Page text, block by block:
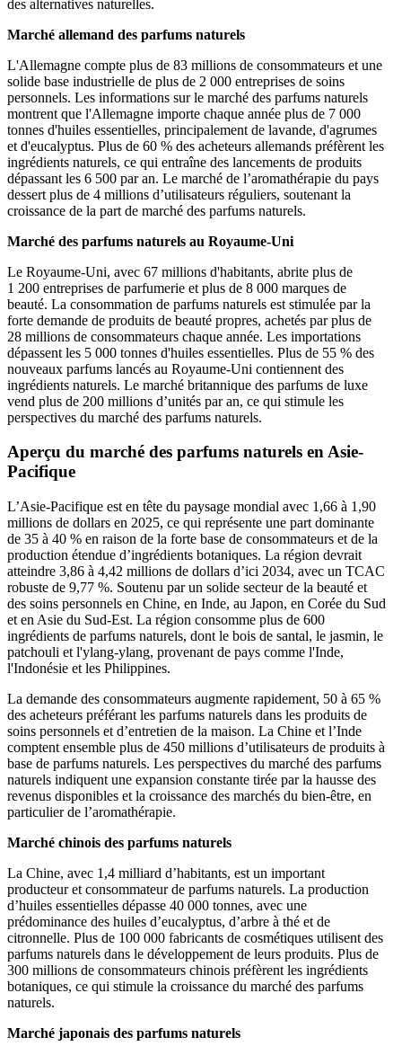
des alternatives naturelles.
Marché allemand des parfums naturels
L'Allemagne compte plus de 83 millions de consommateurs et une
solide base industrielle de plus de 2 000 entreprises de soins
personnels. Les informations sur le marché des parfums naturels
montrent que l'Allemagne importe chaque année plus de 7 000
tonnes d'huiles essentielles, principalement de lavande, d'agrumes
et d'eucalyptus. Plus de 60 % des acheteurs allemands préfèrent les
ingrédients naturels, ce qui entraîne des lancements de produits
dépassant les 6 500 par an. Le marché de l’aromathérapie du pays
dessert plus de 4 millions d’utilisateurs réguliers, soutenant la
croissance de la part de marché des parfums naturels.
Marché des parfums naturels au Royaume-Uni
Le Royaume-Uni, avec 67 millions d'habitants, abrite plus de
1 200 entreprises de parfumerie et plus de 8 000 marques de
beauté. La consommation de parfums naturels est stimulée par la
forte demande de produits de beauté propres, achetés par plus de
28 millions de consommateurs chaque année. Les importations
dépassent les 5 000 tonnes d'huiles essentielles. Plus de 55 % des
nouveaux parfums lancés au Royaume-Uni contiennent des
ingrédients naturels. Le marché britannique des parfums de luxe
vend plus de 200 millions d’unités par an, ce qui stimule les
perspectives du marché des parfums naturels.
Aperçu du marché des parfums naturels en Asie-
Pacifique
L’Asie-Pacifique est en tête du paysage mondial avec 1,66 à 1,90
millions de dollars en 2025, ce qui représente une part dominante
de 35 à 40 % en raison de la forte base de consommateurs et de la
production étendue d’ingrédients botaniques. La région devrait
atteindre 3,86 à 4,42 millions de dollars d’ici 2034, avec un TCAC
robuste de 9,77 %. Soutenu par un solide secteur de la beauté et
des soins personnels en Chine, en Inde, au Japon, en Corée du Sud
et en Asie du Sud-Est. La région consomme plus de 600
ingrédients de parfums naturels, dont le bois de santal, le jasmin, le
patchouli et l'ylang-ylang, provenant de pays comme l'Inde,
l'Indonésie et les Philippines.
La demande des consommateurs augmente rapidement, 50 à 65 %
des acheteurs préférant les parfums naturels dans les produits de
soins personnels et d’entretien de la maison. La Chine et l’Inde
comptent ensemble plus de 450 millions d’utilisateurs de produits à
base de parfums naturels. Les perspectives du marché des parfums
naturels indiquent une expansion constante tirée par la hausse des
revenus disponibles et la croissance des marchés du bien-être, en
particulier de l’aromathérapie.
Marché chinois des parfums naturels
La Chine, avec 1,4 milliard d’habitants, est un important
producteur et consommateur de parfums naturels. La production
d’huiles essentielles dépasse 40 000 tonnes, avec une
prédominance des huiles d’eucalyptus, d’arbre à thé et de
citronnelle. Plus de 100 000 fabricants de cosmétiques utilisent des
parfums naturels dans le développement de leurs produits. Plus de
300 millions de consommateurs chinois préfèrent les ingrédients
botaniques, ce qui stimule la croissance du marché des parfums
naturels.
Marché japonais des parfums naturels